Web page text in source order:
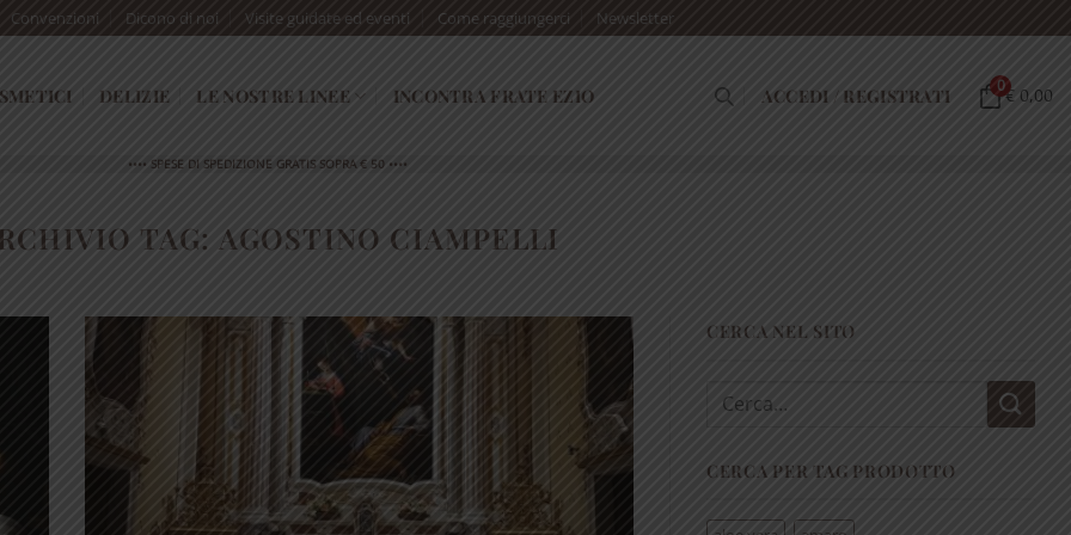
Convenzioni Dicono di noi Visite guidate ed eventi Come raggiungerci Newsletter
DELIZIE LE NOSTRE LINEE INCONTRA FRATE EZIO ACCEDI / REGISTRATI 0€ 0,00
•••• SPESE DI SPEDIZIONE GRATIS SOPRA € 50 ••••
TAG: AGOSTINO CIAMPELLI
CERCA NEL SITO
Cerca:
CERCA PER TAG PRODOTTO